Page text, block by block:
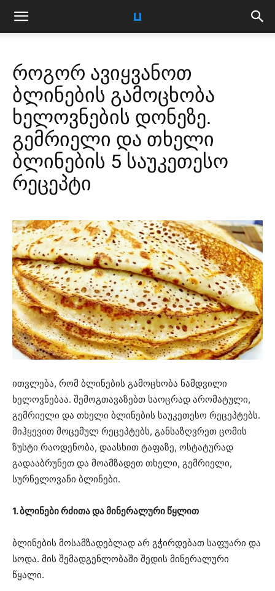
როგორ ავიყვანოთ
ბლინების გამოცხობა
ხელოვნების დონეზე.
გემრიელი და თხელი
ბლინების 5 საუკეთესო
რეცეპტი
ითვლება, რომ ბლინების გამოცხობა ნამდვილი
ხელოვნებაა. შემოგთავაზებთ საოცრად არომატული,
გემრიელი და თხელი ბლინების საუკეთესო რეცეპტებს.
მიჰყევით მოცემულ რეცეპტებს, განსაზღვრეთ ცომის
ზუსტი რაოდენობა, დაასხით ტაფაზე, ოსტატურად
გადააბრუნეთ და მოამზადეთ თხელი, გემრიელი,
სურნელოვანი ბლინები.
1. ბლინები რძითა და მინერალური წყლით
ბლინების მოსამზადებლად არ გჭირდებათ საფუარი და
სოდა. მის შემადგენლობაში შედის მინერალური
წყალი.